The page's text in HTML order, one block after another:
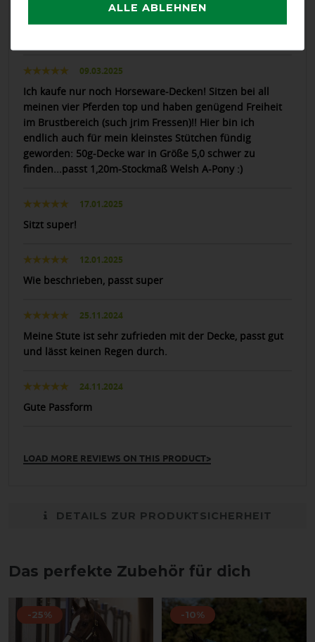
07.07.2025
09.03.2025
Ich kaufe nur noch Horseware-Decken! Sitzen bei all
meinen vier Pferden top und haben genügend Freiheit
im Brustbereich (such jrim Fressen)!! Hier bin ich
endlich auch für mein kleinstes Stütchen fündig
geworden: 50g-Decke war in Größe 5,0 schwer zu
finden...passt 1,20m-Stockmaß Welsh A-Pony :)
17.01.2025
Sitzt super!
12.01.2025
Wie beschrieben, passt super
25.11.2024
Meine Stute ist sehr zufrieden mit der Decke, passt gut
und lässt keinen Regen durch.
24.11.2024
Gute Passform
LOAD MORE REVIEWS ON THIS PRODUCT>
DETAILS ZUR PRODUKTSICHERHEIT
Das perfekte Zubehör für dich
-25% -10%
ALLE ABLEHNEN